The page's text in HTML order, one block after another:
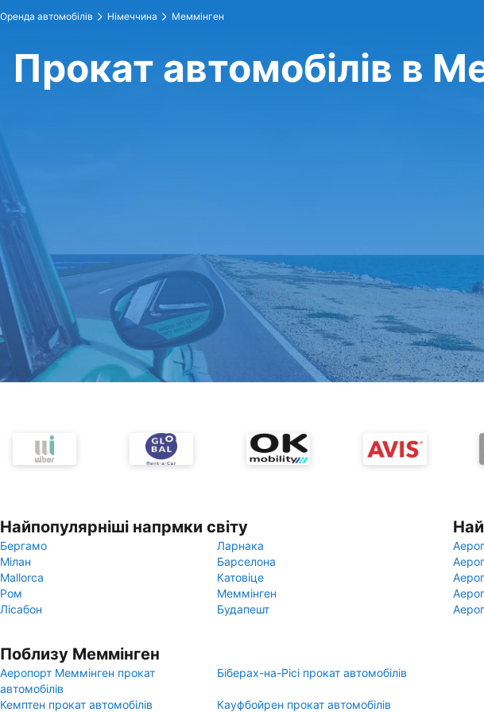
Оренда автомобілів Німеччина Меммінген
Прокат автомобілів в
Найпопулярніші напрмки світу
Бергамо
Ларнака
Мілан
Барселона
Mallorca
Катовіце
Ром
Меммінген
Лісабон
Будапешт
Поблизу Меммінген
Аеропорт Меммінген прокат
автомобілів
Біберах-на-Рісі прокат автомобілів
Кемптен прокат автомобілів Кауфбойрен прокат автомобілів